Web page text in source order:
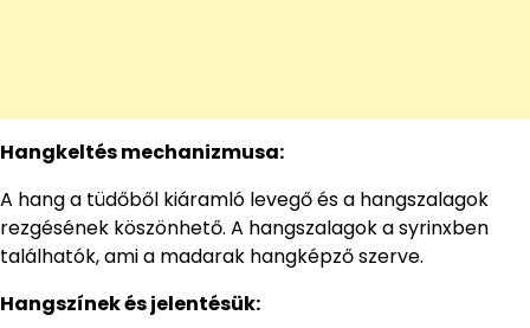
Hangkeltés mechanizmusa:
A hang a tüdőből kiáramló levegő és a hangszalagok
rezgésének köszönhető. A hangszalagok a syrinxben
találhatók, ami a madarak hangképző szerve.
Hangszínek és jelentésük: